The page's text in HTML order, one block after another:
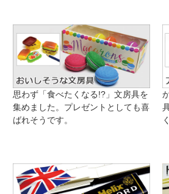
思わず「食べたくなる!?」文房具を
集めました。プレゼントとしても喜
ばれそうです。